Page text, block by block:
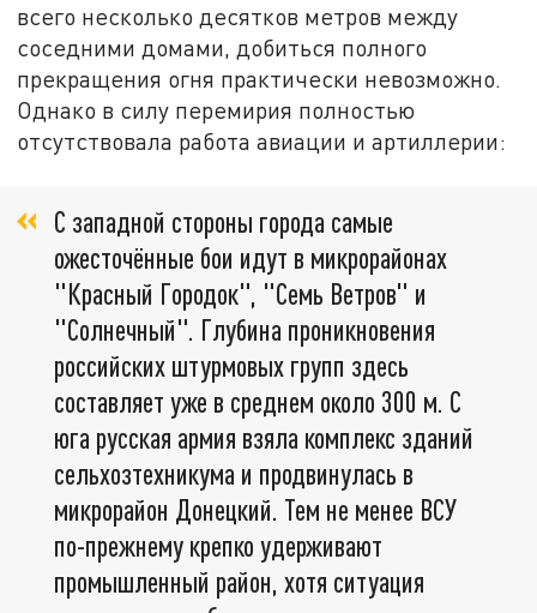
всего несколько десятков метров между
соседними домами, добиться полного
прекращения огня практически невозможно.
Однако в силу перемирия полностью
отсутствовала работа авиации и артиллерии:
С западной стороны города самые
ожесточённые бои идут в микрорайонах
"Красный Городок", "Семь Ветров" и
"Солнечный". Глубина проникновения
российских штурмовых групп здесь
составляет уже в среднем около 300 м. С
юга русская армия взяла комплекс зданий
сельхозтехникума и продвинулась в
микрорайон Донецкий. Тем не менее ВСУ
по-прежнему крепко удерживают
промышленный район, хотя ситуация